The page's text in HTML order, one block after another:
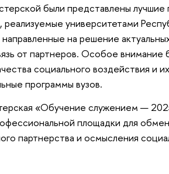
были представлены
университетами
на решение
от партнеров. Особое внимание
социального воздействия и
программы вузов.
«Обучение служением —
площадки для
партнерства и осмысления